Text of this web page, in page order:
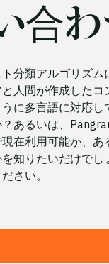
合
分類アルゴリズム
人間が作成したコ
に多言語に対応し
あるいは、
在利用可能か、あ
知りたいだけでし
さい。